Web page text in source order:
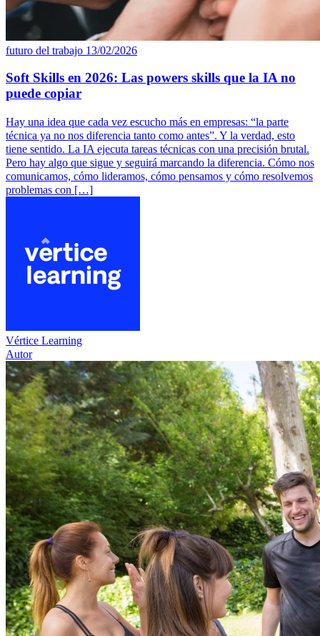
futuro del trabajo 13/02/2026
Soft Skills en 2026: Las powers skills que la IA no
puede copiar
Hay una idea que cada vez escucho más en empresas: “la parte
técnica ya no nos diferencia tanto como antes”. Y la verdad, esto
tiene sentido. La IA ejecuta tareas técnicas con una precisión brutal.
Pero hay algo que sigue y seguirá marcando la diferencia. Cómo nos
comunicamos, cómo lideramos, cómo pensamos y cómo resolvemos
problemas con […]
Vértice Learning
Autor